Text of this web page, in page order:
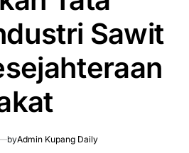
Sawit
byAdmin Kupang Daily